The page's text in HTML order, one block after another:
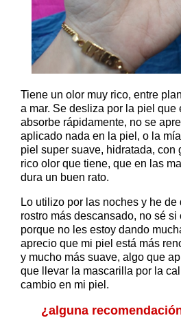
Tiene un olor muy rico, entre
a mar. Se desliza por la piel que
absorbe rápidamente, no se
aplicado nada en la piel, o la
piel super suave, hidratada, con
rico olor que tiene, que en las
dura un buen rato.
Lo utilizo por las noches y he de
rostro más descansado, no sé
porque no les estoy dando
aprecio que mi piel está más
y mucho más suave, algo que
que llevar la mascarilla por la
cambio en mi piel.
¿alguna